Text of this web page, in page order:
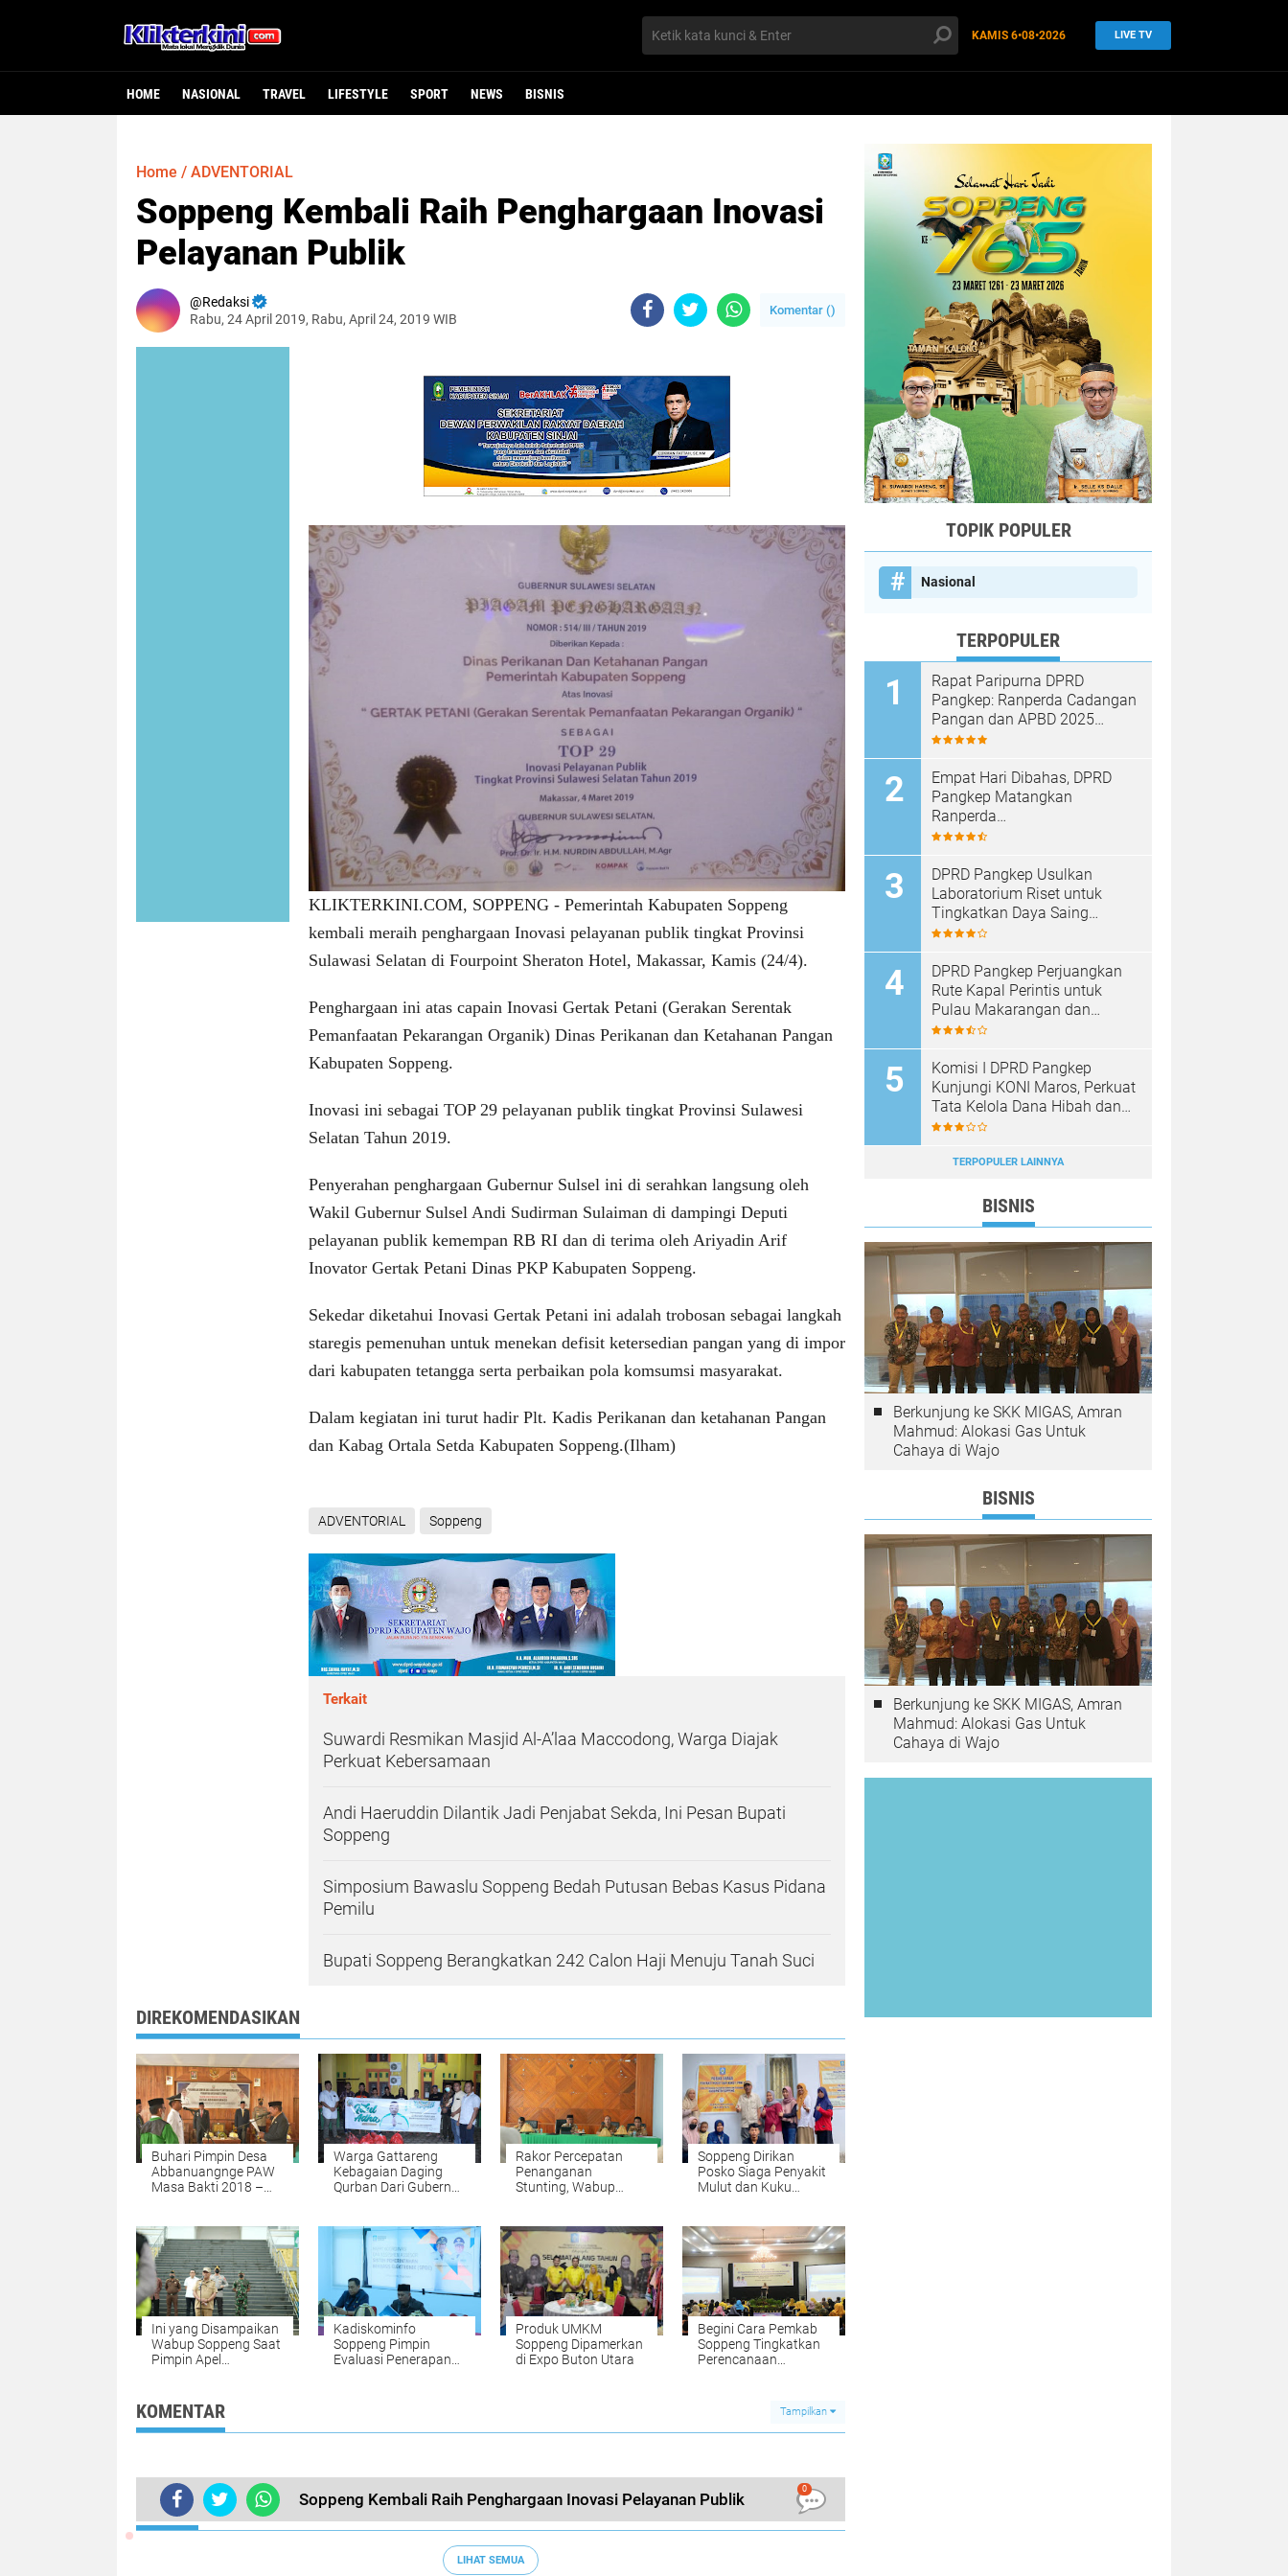
KAMIS 6•08•2026 LIVE TV
HOME NASIONAL TRAVEL LIFESTYLE SPORT NEWS BISNIS
Home / ADVENTORIAL
Soppeng Kembali Raih Penghargaan Inovasi
Pelayanan Publik
Redaksi
Rabu, 24 April 2019, Rabu, April 24, 2019 WIB
Komentar ()
KLIKTERKINI.COM, SOPPENG - Pemerintah Kabupaten Soppeng
kembali meraih penghargaan Inovasi pelayanan publik tingkat Provinsi
Sulawasi Selatan di Fourpoint Sheraton Hotel, Makassar, Kamis (24/4).
Penghargaan ini atas capain Inovasi Gertak Petani (Gerakan Serentak
Pemanfaatan Pekarangan Organik) Dinas Perikanan dan Ketahanan Pangan
Kabupaten Soppeng.
Inovasi ini sebagai TOP 29 pelayanan publik tingkat Provinsi Sulawesi
Selatan Tahun 2019.
Penyerahan penghargaan Gubernur Sulsel ini di serahkan langsung oleh
Wakil Gubernur Sulsel Andi Sudirman Sulaiman di dampingi Deputi
pelayanan publik kemempan RB RI dan di terima oleh Ariyadin Arif
Inovator Gertak Petani Dinas PKP Kabupaten Soppeng.
Sekedar diketahui Inovasi Gertak Petani ini adalah trobosan sebagai langkah
staregis pemenuhan untuk menekan defisit ketersedian pangan yang di impor
dari kabupaten tetangga serta perbaikan pola komsumsi masyarakat.
Dalam kegiatan ini turut hadir Plt. Kadis Perikanan dan ketahanan Pangan
dan Kabag Ortala Setda Kabupaten Soppeng.(Ilham)
ADVENTORIAL Soppeng
Terkait
Suwardi Resmikan Masjid Al-A’laa Maccodong, Warga Diajak
Perkuat Kebersamaan
Andi Haeruddin Dilantik Jadi Penjabat Sekda, Ini Pesan Bupati
Soppeng
Simposium Bawaslu Soppeng Bedah Putusan Bebas Kasus Pidana
Pemilu
Bupati Soppeng Berangkatkan 242 Calon Haji Menuju Tanah Suci
DIREKOMENDASIKAN
Buhari Pimpin Desa
Abbanuangnge PAW
Masa Bakti 2018 –
Warga Gattareng
Kebagaian Daging
Qurban Dari Gubernur
Rakor Percepatan
Penanganan
Stunting, Wabup
Soppeng Dirikan
Posko Siaga Penyakit
Mulut dan Kuku
Ini yang Disampaikan
Wabup Soppeng Saat
Pimpin Apel
Takbir
Kadiskominfo
Soppeng Pimpin
Evaluasi Penerapan
Produk UMKM
Soppeng Dipamerkan
di Expo Buton Utara
Begini Cara Pemkab
Soppeng Tingkatkan
Perencanaan
KOMENTAR Tampilkan
Soppeng Kembali Raih Penghargaan Inovasi Pelayanan Publik
0
TERKINI
LIHAT SEMUA
TOPIK POPULER
Nasional
TERPOPULER
Rapat Paripurna DPRD
Pangkep: Ranperda Cadangan
Pangan dan APBD 2025
Disetujui dengan Sejumlah
Empat Hari Dibahas, DPRD
Pangkep Matangkan
Ranperda
Pertanggungjawaban APBD
DPRD Pangkep Usulkan
Laboratorium Riset untuk
Tingkatkan Daya Saing
Produk Unggulan
DPRD Pangkep Perjuangkan
Rute Kapal Perintis untuk
Pulau Makarangan dan
Langkoteang
Komisi I DPRD Pangkep
Kunjungi KONI Maros, Perkuat
Tata Kelola Dana Hibah dan
Pembinaan Olahraga
TERPOPULER LAINNYA
BISNIS
Berkunjung ke SKK MIGAS, Amran
Mahmud: Alokasi Gas Untuk
Cahaya di Wajo
BISNIS
Berkunjung ke SKK MIGAS, Amran
Mahmud: Alokasi Gas Untuk
Cahaya di Wajo